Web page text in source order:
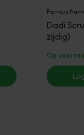
Famous
Dadi
zijdig)
Op